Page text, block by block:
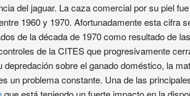
del jaguar. La caza comercial por su piel
1960 y 1970. Afortunadamente esta cifra
de la década de 1970 como resultado de
de la CITES que progresivamente
depredación sobre el ganado doméstico, la
un problema constante. Una de las